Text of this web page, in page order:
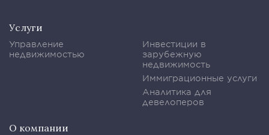
Услуги
Управление
недвижимостью
Инвестиции в
зарубежную
недвижимость
Иммиграционные услуги
Аналитика для
девелоперов
О компании